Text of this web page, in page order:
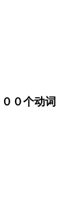
０个动词